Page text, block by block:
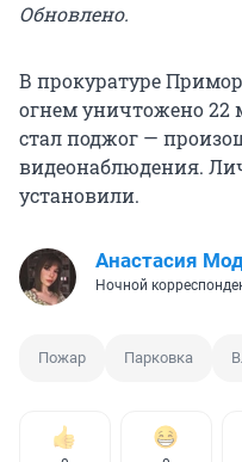
Обновлено.
В прокуратуре
огнем уничтожено
стал поджог —
видеонаблюдения.
установили.
Анастасия
Ночной
Пожар Парковка